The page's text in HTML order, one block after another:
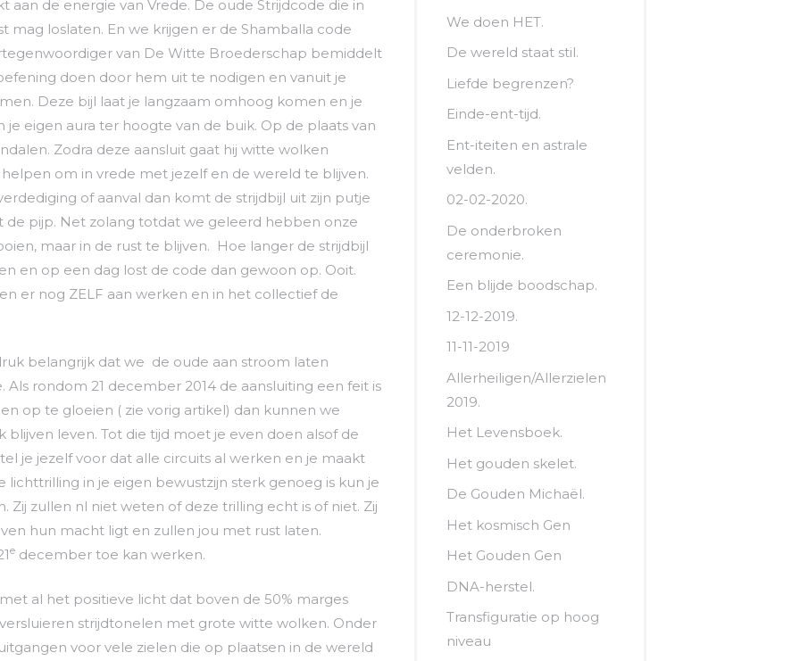
aan de energie van Vrede. De oude Strijdcode die in
mag loslaten. En we krijgen er de Shamballa code
van De Witte Broederschap bemiddelt
doen door hem uit te nodigen en vanuit je
Deze bijl laat je langzaam omhoog komen en je
eigen aura ter hoogte van de buik. Op de plaats van
Zodra deze aansluit gaat hij witte wolken
om in vrede met jezelf en de wereld te blijven.
of aanval dan komt de strijdbijl uit zijn putje
de pijp. Net zolang totdat we geleerd hebben onze
maar in de rust te blijven. Hoe langer de strijdbijl
en op een dag lost de code dan gewoon op. Ooit.
er nog ZELF aan werken en in het collectief de
belangrijk dat we de oude aan stroom laten
rondom 21 december 2014 de aansluiting een feit is
op te gloeien ( zie vorig artikel) dan kunnen we
leven. Tot die tijd moet je even doen alsof de
je jezelf voor dat alle circuits al werken en je maakt
in je eigen bewustzijn sterk genoeg is kun je
Zij zullen nl niet weten of deze trilling echt is of niet. Zij
hun macht ligt en zullen jou met rust laten.
e december toe kan werken.
al het positieve licht dat boven de 50% marges
strijdtonelen met grote witte wolken. Onder
voor vele zielen die op plaatsen in de wereld
We doen HET.
De wereld staat stil.
Liefde begrenzen?
Einde-ent-tijd.
Ent-iteiten en astrale
velden.
02-02-2020.
De onderbroken
ceremonie.
Een blijde boodschap.
12-12-2019.
11-11-2019
Allerheiligen/Allerzielen
2019.
Het Levensboek.
Het gouden skelet.
De Gouden Michaël.
Het kosmisch Gen
Het Gouden Gen
DNA-herstel.
Transfiguratie op hoog
niveau